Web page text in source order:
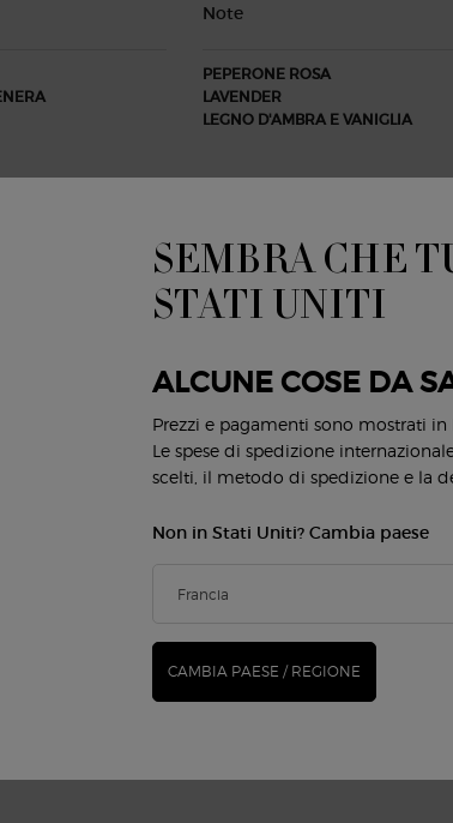
Note
PEPERONE ROSA
LAVENDER
LEGNO D'AMBRA E VANIGLIA
SEMBRA CHE
STATI UNITI
ALCUNE COSE DA
Prezzi e pagamenti sono mostrati in
Le spese di spedizione
scelti, il metodo di spedizione e la
Non in Stati Uniti? Cambia paese
CAMBIA PAESE / REGIONE